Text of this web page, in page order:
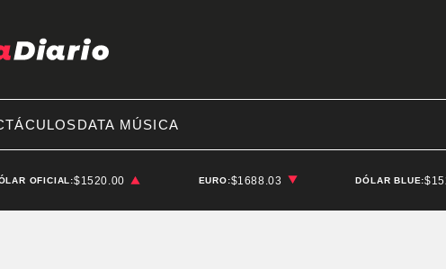
DATA MÚSICA
OFICIAL:$1520.00 EURO:$1688.03 DÓLAR BLUE: